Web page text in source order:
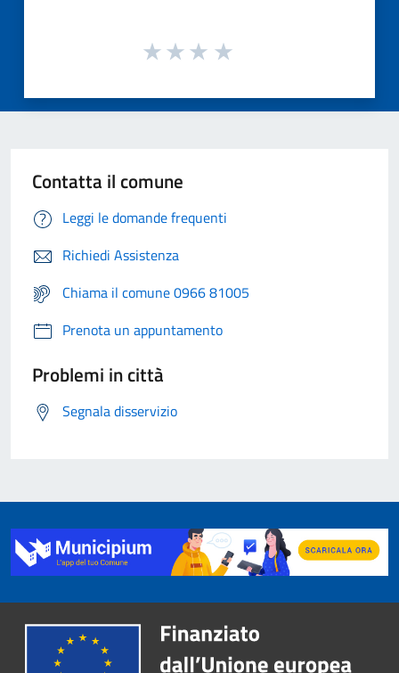
Contatta il comune
Leggi le domande frequenti
Richiedi Assistenza
Chiama il comune 0966 81005
Prenota un appuntamento
Problemi in città
Segnala disservizio